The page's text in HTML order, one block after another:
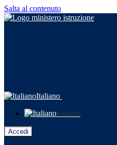
Salta al contenuto
Italiano
Italiano
Accedi